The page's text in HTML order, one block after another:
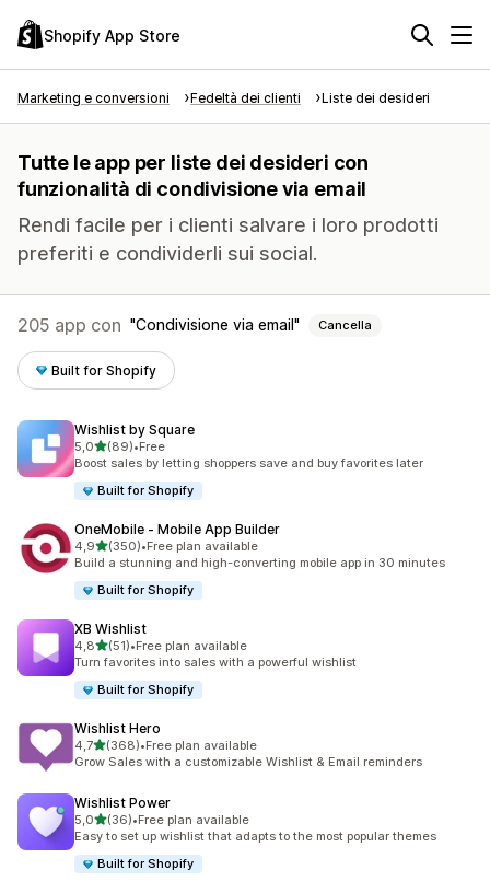
Shopify App Store
Marketing e conversioni Fedeltà dei clienti Liste dei desideri
Tutte le app per liste dei desideri con
funzionalità di condivisione via email
Rendi facile per i clienti salvare i loro prodotti
preferiti e condividerli sui social.
205 app con Condivisione via email Cancella
Built for Shopify
Wishlist by Square
5,0stelle su 5
(89)
89 recensioni totali
•Free
Boost sales by letting shoppers save and buy favorites later
Built for Shopify
OneMobile ‑ Mobile App Builder
4,9stelle su 5
(350)
350 recensioni totali
•Free plan available
Build a stunning and high-converting mobile app in 30 minutes
Built for Shopify
XB Wishlist
4,8stelle su 5
(51)
51 recensioni totali
•Free plan available
Turn favorites into sales with a powerful wishlist
Built for Shopify
Wishlist Hero
4,7stelle su 5
(368)
368 recensioni totali
•Free plan available
Grow Sales with a customizable Wishlist & Email reminders
Wishlist Power
5,0stelle su 5
(36)
36 recensioni totali
•Free plan available
Easy to set up wishlist that adapts to the most popular themes
Built for Shopify